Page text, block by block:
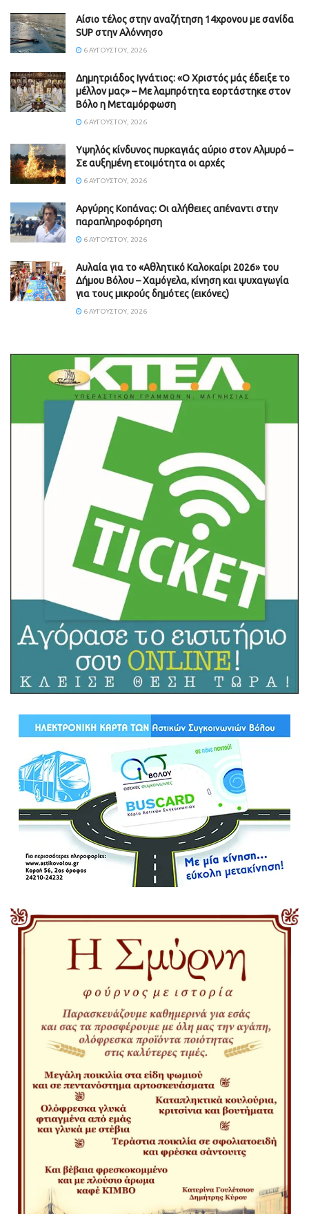
Αίσιο τέλος στην αναζήτηση 14χρονου με σανίδα
SUP στην Αλόννησο
6 ΑΥΓΟΎΣΤΟΥ, 2026
Δημητριάδος Ιγνάτιος: «Ο Χριστός μάς έδειξε το
μέλλον μας» – Με λαμπρότητα εορτάστηκε στον
Βόλο η Μεταμόρφωση
6 ΑΥΓΟΎΣΤΟΥ, 2026
Υψηλός κίνδυνος πυρκαγιάς αύριο στον Αλμυρό –
Σε αυξημένη ετοιμότητα οι αρχές
6 ΑΥΓΟΎΣΤΟΥ, 2026
Aργύρης Κοπάνας: Οι αλήθειες απέναντι στην
παραπληροφόρηση
6 ΑΥΓΟΎΣΤΟΥ, 2026
Αυλαία για το «Αθλητικό Καλοκαίρι 2026» του
Δήμου Βόλου – Χαμόγελα, κίνηση και ψυχαγωγία
για τους μικρούς δημότες (εικόνες)
6 ΑΥΓΟΎΣΤΟΥ, 2026